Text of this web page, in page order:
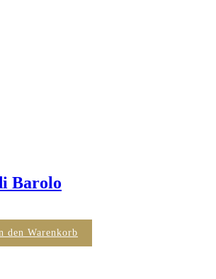
Barolo
den Warenkorb